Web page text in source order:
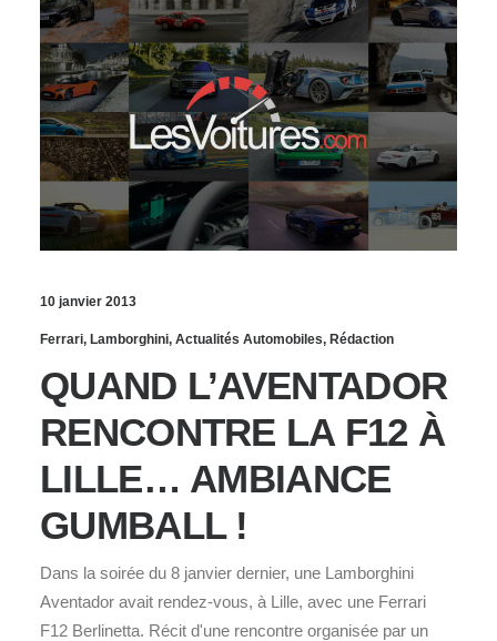
10 janvier 2013
Ferrari, Lamborghini, Actualités Automobiles, Rédaction
QUAND L’AVENTADOR
RENCONTRE LA F12 À
LILLE… AMBIANCE
GUMBALL !
Dans la soirée du 8 janvier dernier, une Lamborghini
Aventador avait rendez-vous, à Lille, avec une Ferrari
F12 Berlinetta. Récit d'une rencontre organisée par un